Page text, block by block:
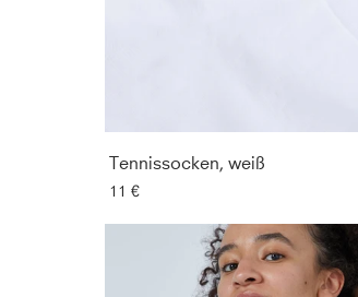
Tennissocken, weiß
11 €